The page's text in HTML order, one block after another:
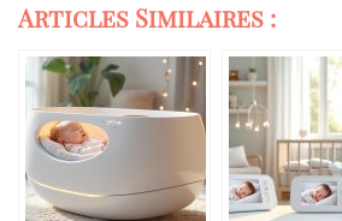
Articles Similaires :